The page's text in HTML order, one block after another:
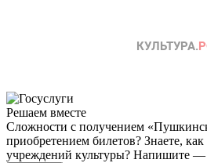
Решаем вместе
Сложности с получением
приобретением билетов? Знаете,
учреждений культуры? Напишите —